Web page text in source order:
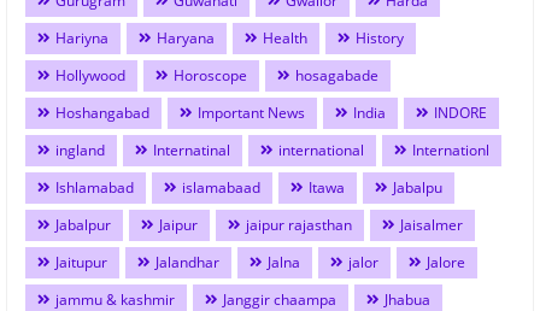
Hariyna
Haryana Health
History
Hollywood
Horoscope
hosagabade
Hoshangabad
Important News India
INDORE
ingland
Internatinal international
Internationl
Ishlamabad
islamabaad Itawa
Jabalpu
Jabalpur
Jaipur jaipur rajasthan
Jaisalmer
Jaitupur
Jalandhar Jalna jalor
Jalore
jammu & kashmir
Janggir chaampa
Jhabua